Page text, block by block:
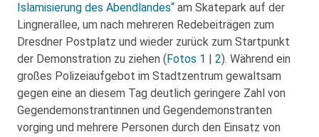
Islamisierung des Abendlandes“ am Skatepark auf der
Lingnerallee, um nach mehreren Redebeiträgen zum
Dresdner Postplatz und wieder zurück zum Startpunkt
der Demonstration zu ziehen ( Fotos 1 2). Während ein
großes Polizeiaufgebot im Stadtzentrum gewaltsam
gegen eine an diesem Tag deutlich geringere Zahl von
Gegendemonstrantinnen und Gegendemonstranten
vorging und mehrere Personen durch den Einsatz von